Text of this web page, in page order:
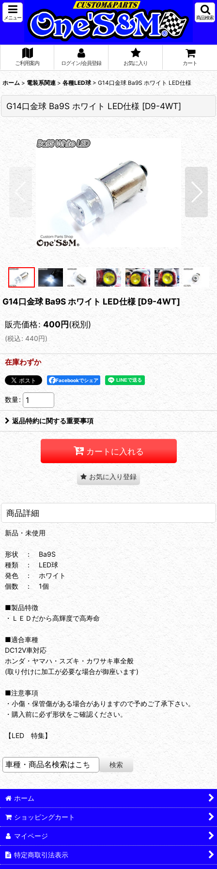
メニュー 商品検索
ご利用案内 ログイン/会員登録 お気に入り カート
ホーム > 電装系関連 > 各種LED球 > G14口金球 Ba9S ホワイト LED仕様
G14口金球 Ba9S ホワイト LED仕様 [D9-4WT]
G14口金球 Ba9S ホワイト LED仕様 [D9-4WT]
販売価格: 400円(税別)
(税込: 440円)
在庫わずか
Facebookでシェア
数量:
返品特約に関する重要事項
カートに入れる
お気に入り登録
商品詳細
新品・未使用
形状 ： Ba9S
種類 ： LED球
発色 ： ホワイト
個数 ： 1個
■製品特徴
・ＬＥＤだから高輝度で高寿命
■適合車種
DC12V車対応
ホンダ・ヤマハ・スズキ・カワサキ車全般
(取り付けに加工が必要な場合が御座います)
■注意事項
・小傷・保管傷がある場合がありますので予めご了承下さい。
・購入前に必ず形状をご確認ください。
【LED 特集】
ホーム
ショッピングカート
マイページ
特定商取引法表示